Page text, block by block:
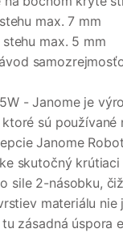
max. 7 mm
max. 5 mm
- Janome je
sú používané
Janome
skutočný krútiaci
sile 2-násobku,
materiálu nie
zásadná úspora